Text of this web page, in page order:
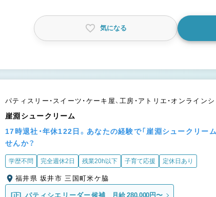
気になる
パティスリー・スイーツ・ケーキ屋、工房・アトリエ・オンライン
崖淵シュークリーム
17時退社・年休122日。あなたの経験で「崖淵シュークリー
せんか？
学歴不問 完全週休2日 残業20h以下 子育て応援 定休日あり
福井県 坂井市 三国町米ケ脇
[正] パティシエリーダー候補 月給 280,000円〜